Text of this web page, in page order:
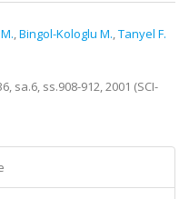
,Bingol-Kologlu M.,Tanyel F.
sa.6, ss.908-912, 2001 (SCI-